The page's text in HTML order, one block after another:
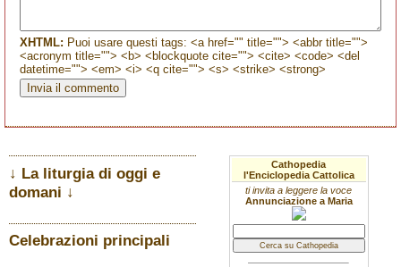
XHTML: Puoi usare questi tags: <a href="" title=""> <abbr title="">
<acronym title=""> <b> <blockquote cite=""> <cite> <code> <del
datetime=""> <em> <i> <q cite=""> <s> <strike> <strong>
↓ La liturgia di oggi e
domani ↓
Celebrazioni principali
Cathopedia
l'Enciclopedia Cattolica
ti invita a leggere la voce
Annunciazione a Maria